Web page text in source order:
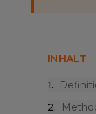
INHALT
1.
2.